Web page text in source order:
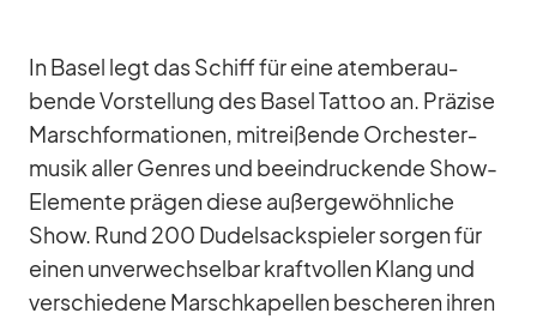
In Ba­sel legt das Schiff für eine atem­be­rau­
bende Vor­stel­lung des Ba­sel Tat­too an. Prä­zise
Marsch­for­ma­tio­nen, mit­rei­ßende Or­ches­ter­
mu­sik al­ler Gen­res und be­ein­dru­ckende Show-
Ele­mente prä­gen diese au­ßer­ge­wöhn­li­che
Show. Rund 200 Du­del­sack­spie­ler sor­gen für
ei­nen un­ver­wech­sel­bar kraft­vol­len Klang und
ver­schie­dene Marsch­ka­pel­len be­sche­ren ih­ren